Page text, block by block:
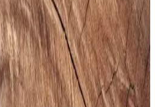
Büyük Beden Erkek Spor
ve Şıklık Sunar
erkek sneaker, şık tasarımı ve
kullanım ve hafif aktiviteler için
spor ayakkabısıdır.
ve Kompakt Sling ve